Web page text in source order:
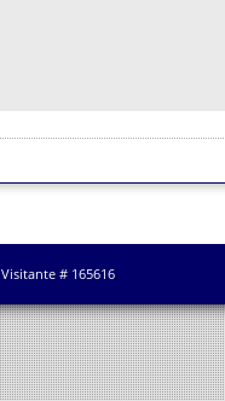
Visitante # 165616